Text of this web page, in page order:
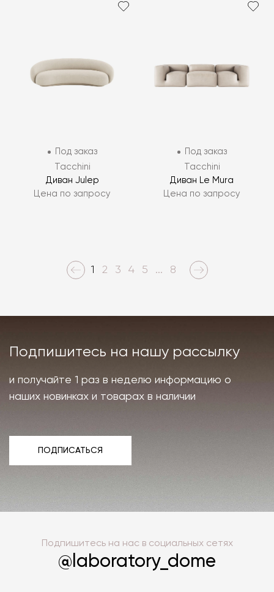
Под заказ
Tacchini
Диван Julep
Цена по запросу
Под заказ
Tacchini
Диван Le Mura
Цена по запросу
1 2 3 4 5 ... 8
Подпишитесь на нашу рассылку
и получайте 1 раз в неделю информацию о
наших новинках и товарах в наличии
ПОДПИСАТЬСЯ
Подпишитесь на нас в социальных сетях
@laboratory_dome